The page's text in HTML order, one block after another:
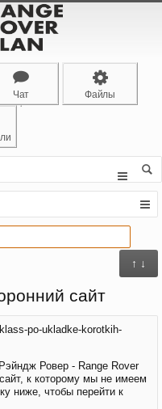
Чат Файлы
↑ ↓
сайт
po-ukladke-korotkih-
Ровер - Range Rover
к которому мы не имеем
ниже, чтобы перейти к